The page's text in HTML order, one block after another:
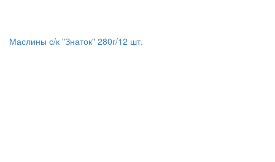
Маслины с/к "Знаток" 280г/12 шт.